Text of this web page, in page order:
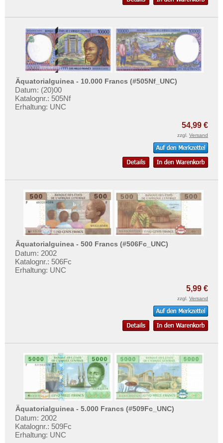
Äquatorialguinea - 10.000 Francs (#505Nf_UNC)
Datum: (20)00
Katalognr.: 505Nf
Erhaltung: UNC
54,99 €
zzgl. Versand
Äquatorialguinea - 500 Francs (#506Fc_UNC)
Datum: 2002
Katalognr.: 506Fc
Erhaltung: UNC
5,99 €
zzgl. Versand
Äquatorialguinea - 5.000 Francs (#509Fc_UNC)
Datum: 2002
Katalognr.: 509Fc
Erhaltung: UNC